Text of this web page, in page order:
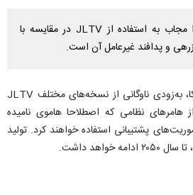
نکته‌ای که ارتش آمریکا را مجاب به استفاده از JLTV در مقایسه با
و پدافند غیرعامل آن است.
نیروهای زمینی و دریایی آمریکا، به‌زودی ناوگانی از نسخه‌های مختلف JLTV
هامرهای نظامی که اصطلاحا هاموی نامیده
پشتیبانی استفاده خواهند کرد. تولید
داشت.